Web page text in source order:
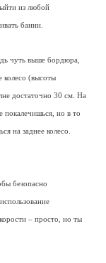
из любой
банни.
чуть выше бордюра,
колесо (высоты
достаточно 30 см. На
покалечишься, но в то
на заднее колесо.
безопасно
– просто, но ты